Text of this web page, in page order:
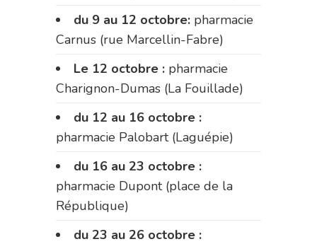
du 9 au 12 octobre: pharmacie
Carnus (rue Marcellin-Fabre)
Le 12 octobre : pharmacie
Charignon-Dumas (La Fouillade)
du 12 au 16 octobre :
pharmacie Palobart (Laguépie)
du 16 au 23 octobre :
pharmacie Dupont (place de la
République)
du 23 au 26 octobre :